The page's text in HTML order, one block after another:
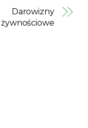
Darowizny
żywnościowe